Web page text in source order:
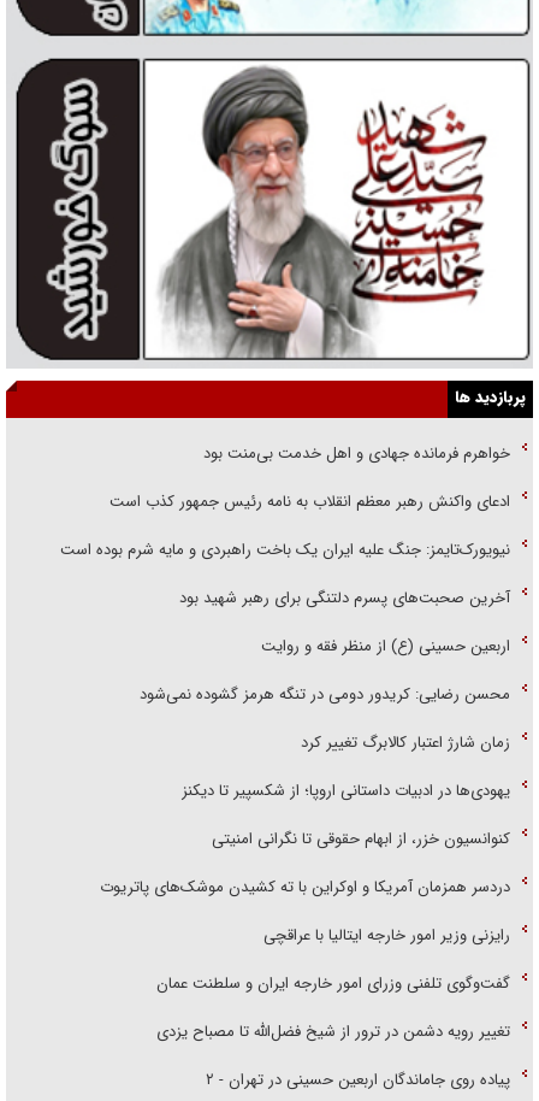
پربازدید ها
خواهرم فرمانده جهادی و اهل خدمت بی‌منت بود
ادعای واکنش رهبر معظم انقلاب به نامه رئیس جمهور کذب است
نیویورک‌تایمز: جنگ علیه ایران یک باخت راهبردی و مایه شرم بوده است
آخرین صحبت‌های پسرم دلتنگی برای رهبر شهید بود
اربعین حسینی (ع) از منظر فقه و روایت
محسن رضایی: کریدور دومی در تنگه هرمز گشوده نمی‌شود
زمان شارژ اعتبار کالابرگ تغییر کرد
یهودی‌ها در ادبیات داستانی اروپا؛ از شکسپیر تا دیکنز
کنوانسیون خزر، از ابهام حقوقی تا نگرانی امنیتی
دردسر همزمان آمریکا و اوکراین با ته کشیدن موشک‌های پاتریوت
رایزنی وزیر امور خارجه ایتالیا با عراقچی
گفت‌وگوی تلفنی وزرای امور خارجه ایران و سلطنت عمان
تغییر رویه دشمن در ترور از شیخ فضل‌الله تا مصباح یزدی
پیاده روی جاماندگان اربعین حسینی در تهران - ۲